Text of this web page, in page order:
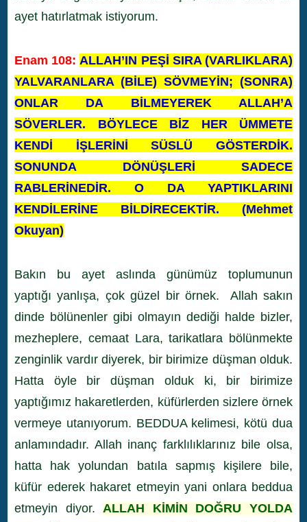
ayet hatırlatmak istiyorum.
Enam 108:ALLAH’IN PEŞİ SIRA (VARLIKLARA)
YALVARANLARA (BİLE) SÖVMEYİN; (SONRA)
ONLAR DA BİLMEYEREK ALLAH’A
SÖVERLER. BÖYLECE BİZ HER ÜMMETE
KENDİ İŞLERİNİ SÜSLÜ GÖSTERDİK.
SONUNDA DÖNÜŞLERİ SADECE
RABLERİNEDİR. O DA YAPTIKLARINI
KENDİLERİNE BİLDİRECEKTİR. (Mehmet
Okuyan)
Bakın bu ayet aslında günümüz toplumunun
yaptığı yanlışa, çok güzel bir örnek. Allah sakın
dinde bölünenler gibi olmayın dediği halde bizler,
mezheplere, cemaat Lara, tarikatlara bölünmekte
zenginlik vardır diyerek, bir birimize düşman olduk.
Hatta öyle bir düşman olduk ki, bir birimize
yaptığımız hakaretlerden, küfürlerden sizlere örnek
vermeye utanıyorum. BEDDUA kelimesi, kötü dua
anlamındadır. Allah inanç farklılıklarınız bile olsa,
hatta hak yolundan batıla sapmış kişilere bile,
küfür ederek hakaret etmeyin yani onlara beddua
etmeyin diyor.ALLAH KİMİN DOĞRU YOLDA